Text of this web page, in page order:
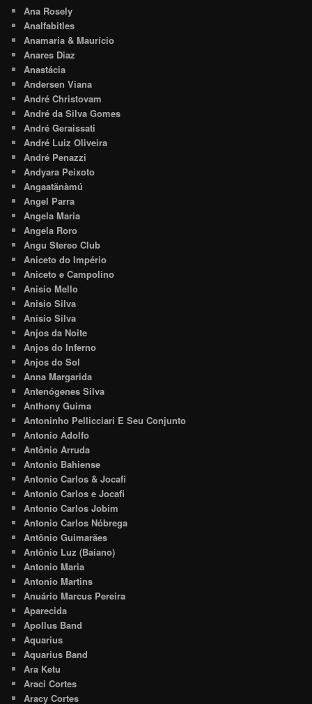
Ana Rosely
Analfabitles
Anamaria & Maurício
Anares Diaz
Anastácia
Andersen Viana
André Christovam
André da Silva Gomes
André Geraissati
André Luiz Oliveira
André Penazzi
Andyara Peixoto
Angaatãnàmú
Angel Parra
Angela Maria
Angela Roro
Angu Stereo Club
Aniceto do Império
Aniceto e Campolino
Anisio Mello
Anisio Silva
Anísio Silva
Anjos da Noite
Anjos do Inferno
Anjos do Sol
Anna Margarida
Antenógenes Silva
Anthony Guima
Antoninho Pellicciari E Seu Conjunto
Antonio Adolfo
Antônio Arruda
Antonio Bahiense
Antonio Carlos & Jocafi
Antonio Carlos e Jocafi
Antonio Carlos Jobim
Antonio Carlos Nóbrega
Antônio Guimarães
Antônio Luz (Baiano)
Antonio Maria
Antonio Martins
Anuário Marcus Pereira
Aparecida
Apollus Band
Aquarius
Aquarius Band
Ara Ketu
Araci Cortes
Aracy Cortes